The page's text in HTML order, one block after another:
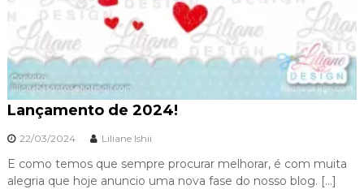
Lançamento de 2024!
22/03/2024 Liliane Ishii
E como temos que sempre procurar melhorar, é com muita
alegria que hoje anuncio uma nova fase do nosso blog. […]